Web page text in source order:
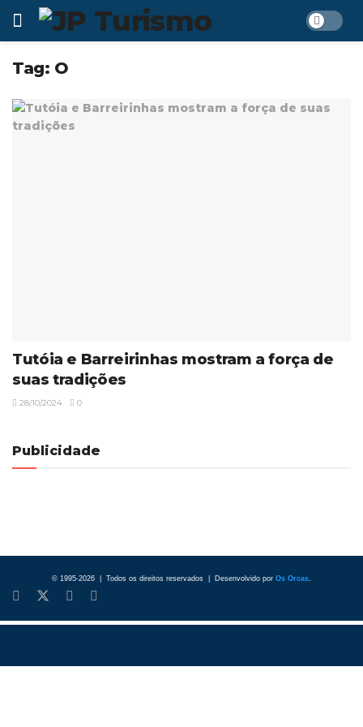
Tag: O
Tutóia e Barreirinhas mostram a força de
suas tradições
28/10/2024 0
Publicidade
© 1995-2026 | Todos os direitos reservados | Desenvolvido por Os Orcas